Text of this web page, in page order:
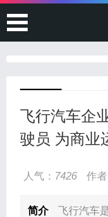
飞行汽车企
驶员 为商业
人气： 7426 作
简介
飞行汽车